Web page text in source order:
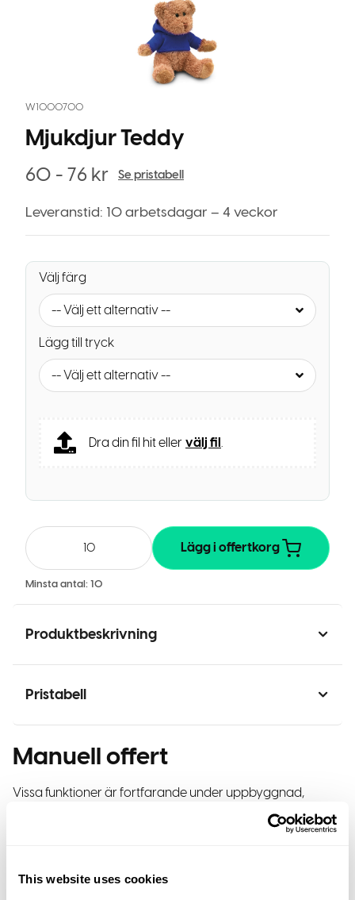
This website uses cookies
W1000700
Mjukdjur Teddy
60 - 76 kr Se pristabell
Leveranstid: 10 arbetsdagar – 4 veckor
Välj färg
-- Välj ett alternativ --
Lägg till tryck
-- Välj ett alternativ --
Dra din fil hit eller välj fil .
Lägg i offertkorg
Minsta antal: 10
Produktbeskrivning
Pristabell
Manuell offert
Vissa funktioner är fortfarande under uppbyggnad,
behöver du hjälp med en produkt eller tryck kan du